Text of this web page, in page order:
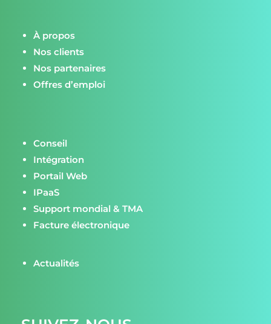
À propos
Nos clients
Nos partenaires
Offres d’emploi
Conseil
Intégration
Portail Web
IPaaS
Support mondial & TMA
Facture électronique
Actualités